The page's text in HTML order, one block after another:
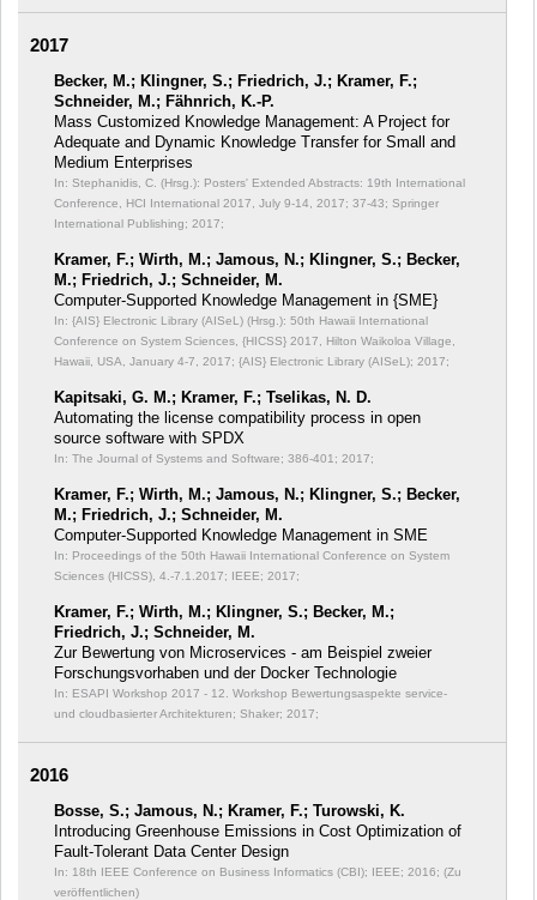
2017
Becker, M.; Klingner, S.; Friedrich, J.; Kramer, F.;
Schneider, M.; Fähnrich, K.-P.
Mass Customized Knowledge Management: A Project for
Adequate and Dynamic Knowledge Transfer for Small and
Medium Enterprises
In: Stephanidis, C. (Hrsg.): Posters' Extended Abstracts: 19th International
Conference, HCI International 2017, July 9-14, 2017; 37-43; Springer
International Publishing; 2017;
Kramer, F.; Wirth, M.; Jamous, N.; Klingner, S.; Becker,
M.; Friedrich, J.; Schneider, M.
Computer-Supported Knowledge Management in {SME}
In: {AIS} Electronic Library (AISeL) (Hrsg.): 50th Hawaii International
Conference on System Sciences, {HICSS} 2017, Hilton Waikoloa Village,
Hawaii, USA, January 4-7, 2017; {AIS} Electronic Library (AISeL); 2017;
Kapitsaki, G. M.; Kramer, F.; Tselikas, N. D.
Automating the license compatibility process in open
source software with SPDX
In: The Journal of Systems and Software; 386-401; 2017;
Kramer, F.; Wirth, M.; Jamous, N.; Klingner, S.; Becker,
M.; Friedrich, J.; Schneider, M.
Computer-Supported Knowledge Management in SME
In: Proceedings of the 50th Hawaii International Conference on System
Sciences (HICSS), 4.-7.1.2017; IEEE; 2017;
Kramer, F.; Wirth, M.; Klingner, S.; Becker, M.;
Friedrich, J.; Schneider, M.
Zur Bewertung von Microservices - am Beispiel zweier
Forschungsvorhaben und der Docker Technologie
In: ESAPI Workshop 2017 - 12. Workshop Bewertungsaspekte service-
und cloudbasierter Architekturen; Shaker; 2017;
2016
Bosse, S.; Jamous, N.; Kramer, F.; Turowski, K.
Introducing Greenhouse Emissions in Cost Optimization of
Fault-Tolerant Data Center Design
In: 18th IEEE Conference on Business Informatics (CBI); IEEE; 2016; (Zu
veröffentlichen)